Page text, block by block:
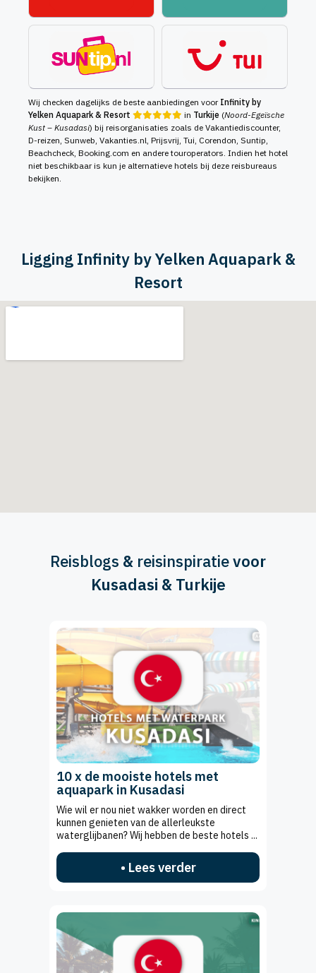
Wij checken dagelijks de beste aanbiedingen voor Infinity by
Yelken Aquapark & Resort
in Turkije (Noord-Egeïsche
Kust – Kusadasi) bij reisorganisaties zoals de Vakantiediscounter,
D-reizen, Sunweb, Vakanties.nl, Prijsvrij, Tui, Corendon, Suntip,
Beachcheck, Booking.com en andere touroperators. Indien het hotel
niet beschikbaar is kun je alternatieve hotels bij deze reisbureaus
bekijken.
Ligging Infinity by Yelken Aquapark &
Resort
Reisblogs & reisinspiratievoor
Kusadasi & Turkije
10 x de mooiste hotels met
aquapark in Kusadasi
Wie wil er nou niet wakker worden en direct
kunnen genieten van de allerleukste
waterglijbanen? Wij hebben de beste hotels ...
• Lees verder